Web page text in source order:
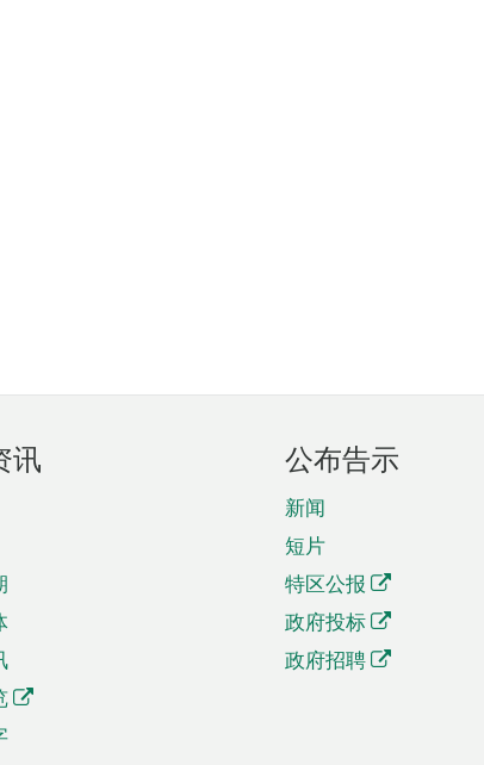
讯 公布告示
新闻
短片
特区公报
政府投标
政府招聘